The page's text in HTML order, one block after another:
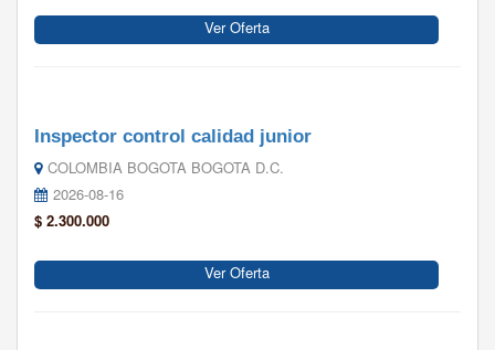
Ver Oferta
Inspector control calidad junior
COLOMBIA BOGOTA BOGOTA D.C.
2026-08-16
$ 2.300.000
Ver Oferta